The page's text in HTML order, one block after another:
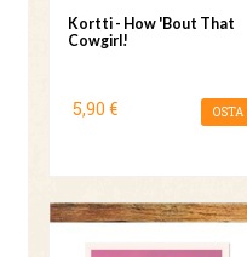
Kortti - How 'Bout That
Cowgirl!
5,90 € OSTA